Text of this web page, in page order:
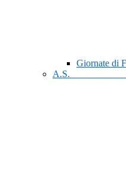
Giornate di
A.S.